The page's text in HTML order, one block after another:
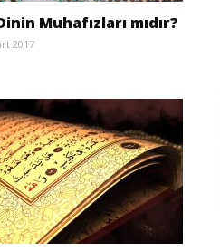
Muhafızları mıdır?
2017